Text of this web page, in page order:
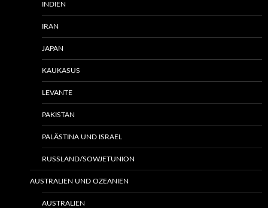
INDIEN
IRAN
JAPAN
KAUKASUS
LEVANTE
PAKISTAN
PALÄSTINA UND ISRAEL
RUSSLAND/SOWJETUNION
AUSTRALIEN UND OZEANIEN
AUSTRALIEN